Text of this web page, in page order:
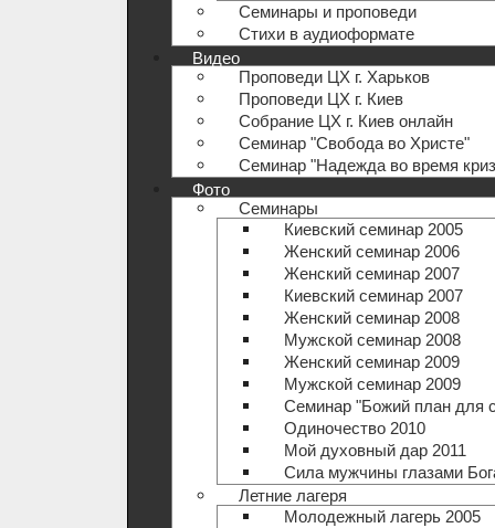
Семинары и проповеди
Стихи в аудиоформате
Видео
Проповеди ЦХ г. Харьков
Проповеди ЦХ г. Киев
Собрание ЦХ г. Киев онлайн
Семинар "Свобода во Христе"
Семинар "Надежда во время
Фото
Семинары
Киевский семинар 2005
Женский семинар 2006
Женский семинар 2007
Киевский семинар 2007
Женский семинар 2008
Мужской семинар 2008
Женский семинар 2009
Мужской семинар 2009
Семинар "Божий план для
Одиночество 2010
Мой духовный дар 2011
Сила мужчины глазами
Летние лагеря
Молодежный лагерь 2005